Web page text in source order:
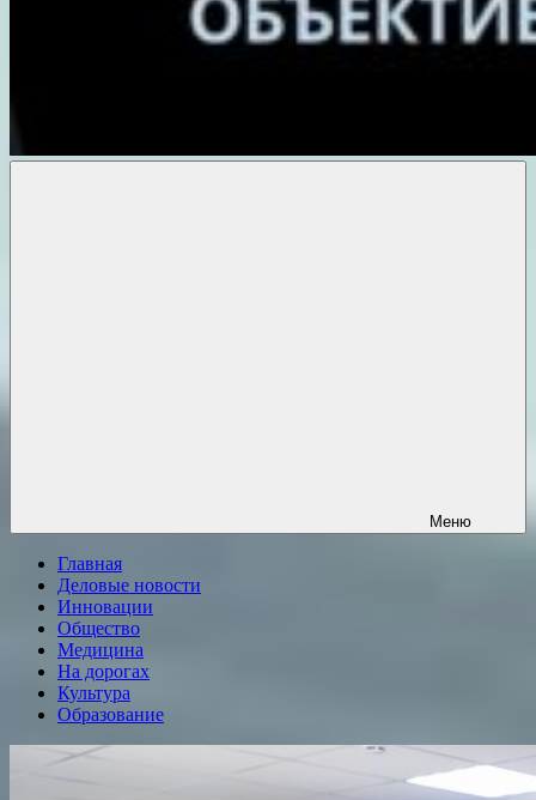
Меню
Главная
Деловые новости
Инновации
Общество
Медицина
На дорогах
Культура
Образование